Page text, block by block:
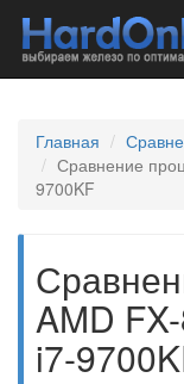
Главная
Сравнение
9700KF
AMD
i7-